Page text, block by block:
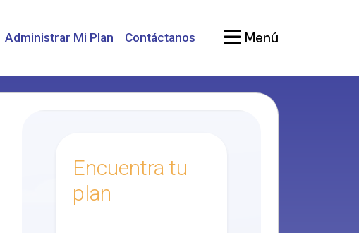
Administrar Mi Plan Contáctanos Menú
Encuentra tu
plan